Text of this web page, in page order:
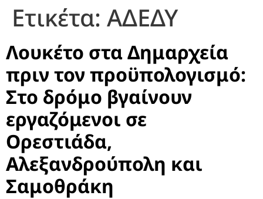
Ετικέτα: ΑΔΕΔΥ
Λουκέτο στα Δημαρχεία
πριν τον προϋπολογισμό:
Στο δρόμο βγαίνουν
εργαζόμενοι σε
Ορεστιάδα,
Αλεξανδρούπολη και
Σαμοθράκη